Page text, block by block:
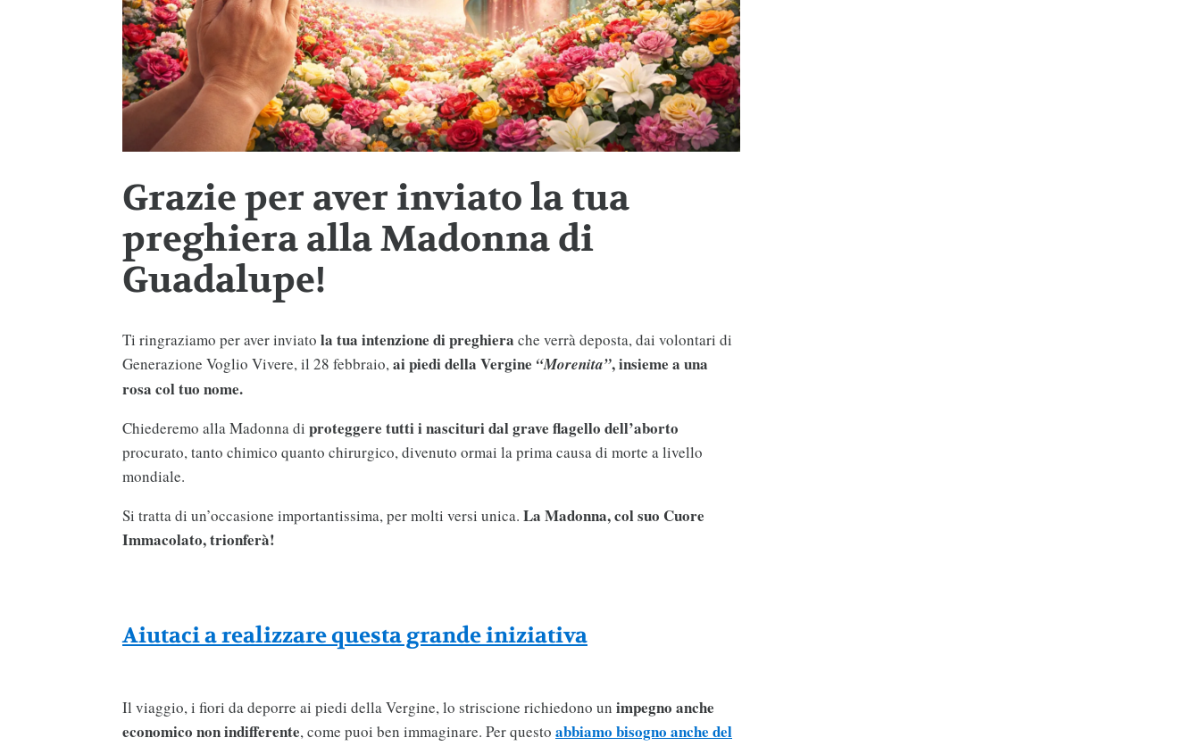
Grazie per aver inviato la tua
preghiera alla Madonna di
Guadalupe!
Ti ringraziamo per aver inviato la tua intenzione di preghiera che verrà deposta, dai volontari di
Generazione Voglio Vivere, il 28 febbraio,ai piedi della Vergine “Morenita”, insieme a una
rosa col tuo nome.
Chiederemo alla Madonna di proteggere tutti i nascituri dal grave flagello dell’aborto
procurato, tanto chimico quanto chirurgico, divenuto ormai la prima causa di morte a livello
mondiale.
Si tratta di un’occasione importantissima, per molti versi unica. La Madonna, col suo Cuore
Immacolato, trionferà!
Aiutaci a realizzare questa grande iniziativa
Il viaggio, i fiori da deporre ai piedi della Vergine, lo striscione richiedono un impegno anche
economico non indifferente, come puoi ben immaginare. Per questo abbiamo bisogno anche del